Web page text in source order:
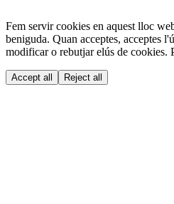
Fem servir cookies en aquest lloc
beniguda. Quan acceptes, acceptes
modificar o rebutjar elús de cookies.
Accept all Reject all